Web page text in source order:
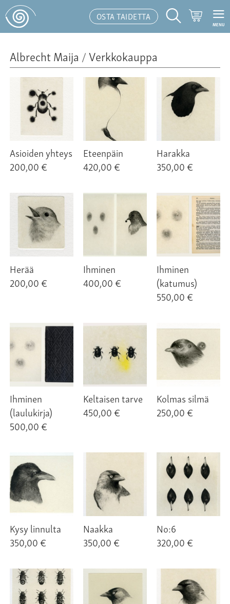
OSTA TAIDETTA
Hakutoiminto
MENU
Albrecht Maija /Verkkokauppa
Asioiden yhteys
200,00 €
Eteenpäin
420,00 €
Harakka
350,00 €
Herää
200,00 €
Ihminen
400,00 €
Ihminen
(katumus)
550,00 €
Ihminen
(laulukirja)
500,00 €
Keltaisen tarve
450,00 €
Kolmas silmä
250,00 €
Kysy linnulta
350,00 €
Naakka
350,00 €
No:6
320,00 €